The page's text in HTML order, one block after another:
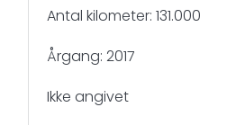
Antal kilometer: 131.000
Årgang: 2017
Ikke angivet